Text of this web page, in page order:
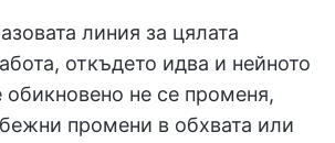
линия за цялата
откъдето идва и нейното
не се променя,
промени в обхвата или